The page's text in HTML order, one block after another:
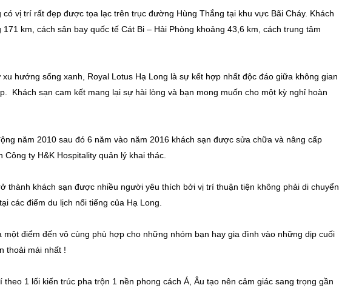
vị trí rất đẹp được tọa lạc trên trục đường Hùng Thắng tại khu vực Bãi Cháy. Khách
km, cách sân bay quốc tế Cát Bi – Hải Phòng khoảng 43,6 km, cách trung tâm
hướng sống xanh, Royal Lotus Hạ Long là sự kết hợp nhất độc đáo giữa không gian
Khách sạn cam kết mang lại sự hài lòng và bạn mong muốn cho một kỳ nghỉ hoàn
năm 2010 sau đó 6 năm vào năm 2016 khách sạn được sửa chữa và nâng cấp
ty H&K Hospitality quản lý khai thác.
thành khách sạn được nhiều người yêu thích bởi vị trí thuận tiện không phải di chuyển
các điểm du lịch nổi tiếng của Hạ Long.
một điểm đến vô cùng phù hợp cho những nhóm bạn hay gia đình vào những dịp cuối
thoải mái nhất !
1 lối kiến trúc pha trộn 1 nền phong cách Á, Âu tạo nên cảm giác sang trọng gần